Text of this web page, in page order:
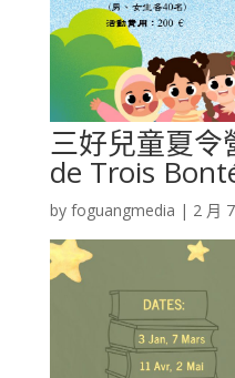
三好兒童夏令
de Trois
by foguangmedia | 2 月